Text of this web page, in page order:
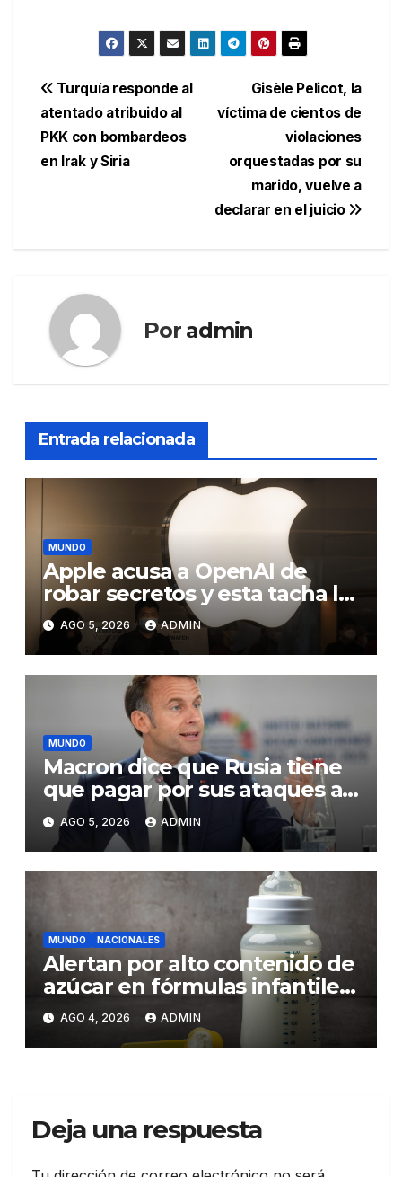
Navegación
de
entradas
Gisèle Pelicot, la
víctima de cientos de
violaciones
orquestadas por su
marido, vuelve a
declarar en el juicio
Turquía responde al
atentado atribuido al
PKK con bombardeos
en Irak y Siria
Por admin
Entrada relacionada
MUNDO
Apple acusa a OpenAI de
robar secretos y esta tacha la
demanda de «agresiva y
personal»
AGO 5, 2026 ADMIN
MUNDO
Macron dice que Rusia tiene
que pagar por sus ataques a
Ucrania y promete más
presión
AGO 5, 2026 ADMIN
MUNDO NACIONALES
Alertan por alto contenido de
azúcar en fórmulas infantiles
y sus riesgos para la salud de
los bebés
AGO 4, 2026 ADMIN
Deja una respuesta